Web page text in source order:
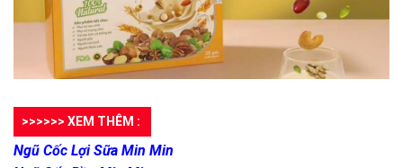
>>>>>> XEM THÊM :
Ngũ Cốc Lợi Sữa Min Min